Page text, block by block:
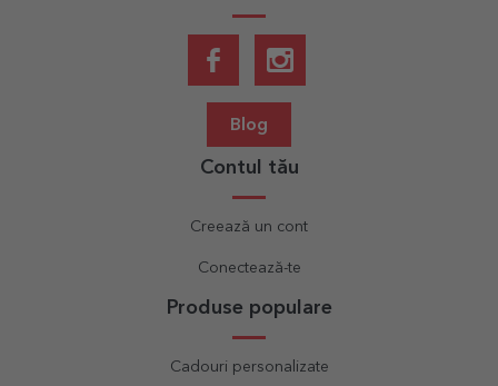
Blog
Contul tău
Creează un cont
Conectează-te
Produse populare
Cadouri personalizate